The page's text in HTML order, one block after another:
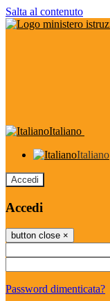
Salta al contenuto
Italiano
Italiano
Accedi
Accedi
button close ×
Password dimenticata?